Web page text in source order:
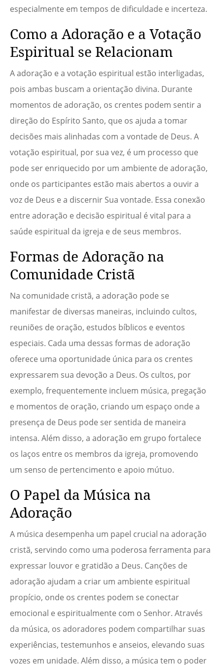
especialmente em tempos de dificuldade e incerteza.
Como a Adoração e a Votação
Espiritual se Relacionam
A adoração e a votação espiritual estão interligadas,
pois ambas buscam a orientação divina. Durante
momentos de adoração, os crentes podem sentir a
direção do Espírito Santo, que os ajuda a tomar
decisões mais alinhadas com a vontade de Deus. A
votação espiritual, por sua vez, é um processo que
pode ser enriquecido por um ambiente de adoração,
onde os participantes estão mais abertos a ouvir a
voz de Deus e a discernir Sua vontade. Essa conexão
entre adoração e decisão espiritual é vital para a
saúde espiritual da igreja e de seus membros.
Formas de Adoração na
Comunidade Cristã
Na comunidade cristã, a adoração pode se
manifestar de diversas maneiras, incluindo cultos,
reuniões de oração, estudos bíblicos e eventos
especiais. Cada uma dessas formas de adoração
oferece uma oportunidade única para os crentes
expressarem sua devoção a Deus. Os cultos, por
exemplo, frequentemente incluem música, pregação
e momentos de oração, criando um espaço onde a
presença de Deus pode ser sentida de maneira
intensa. Além disso, a adoração em grupo fortalece
os laços entre os membros da igreja, promovendo
um senso de pertencimento e apoio mútuo.
O Papel da Música na
Adoração
A música desempenha um papel crucial na adoração
cristã, servindo como uma poderosa ferramenta para
expressar louvor e gratidão a Deus. Canções de
adoração ajudam a criar um ambiente espiritual
propício, onde os crentes podem se conectar
emocional e espiritualmente com o Senhor. Através
da música, os adoradores podem compartilhar suas
experiências, testemunhos e anseios, elevando suas
vozes em unidade. Além disso, a música tem o poder